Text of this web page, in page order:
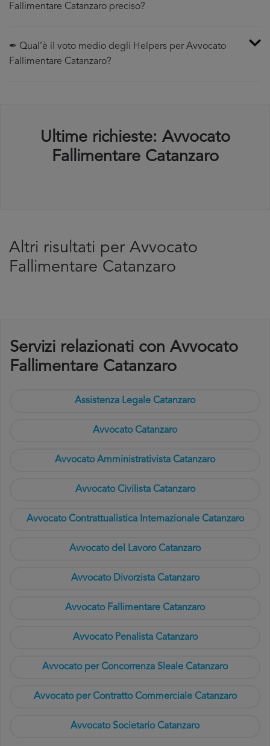
Fallimentare Catanzaro preciso?
✒ Qual’è il voto medio degli Helpers per Avvocato
Fallimentare Catanzaro?
Ultime richieste: Avvocato
Fallimentare Catanzaro
Altri risultati per Avvocato
Fallimentare Catanzaro
Servizi relazionati con Avvocato
Fallimentare Catanzaro
Assistenza Legale Catanzaro
Avvocato Catanzaro
Avvocato Amministrativista Catanzaro
Avvocato Civilista Catanzaro
Avvocato Contrattualistica Internazionale Catanzaro
Avvocato del Lavoro Catanzaro
Avvocato Divorzista Catanzaro
Avvocato Fallimentare Catanzaro
Avvocato Penalista Catanzaro
Avvocato per Concorrenza Sleale Catanzaro
Avvocato per Contratto Commerciale Catanzaro
Avvocato Societario Catanzaro